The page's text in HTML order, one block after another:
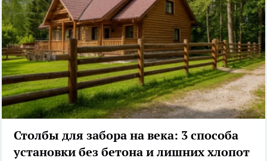
Столбы для забора на века: 3 способа
установки без бетона и лишних хлопот